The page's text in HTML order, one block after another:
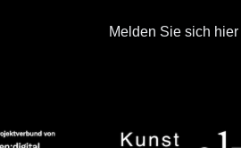
Melden Sie sich